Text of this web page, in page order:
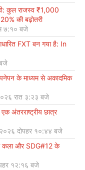
कुल राजस्व ₹1,000
की बढ़ोतरी
७:१० बजे
FXT बन गया है: In
के माध्यम से अकादमिक
रात ३:२३ बजे
छात्र
दोपहर १०:४४ बजे
कला और SDG#12 के
१२:१६ बजे